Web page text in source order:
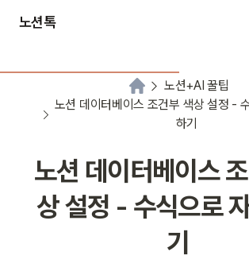
노션톡
노션+AI 꿀팁
노션 데이터베이스 조건부 색상 설정 -
하기
노션 데이터베이스
상 설정 - 수식으로
기